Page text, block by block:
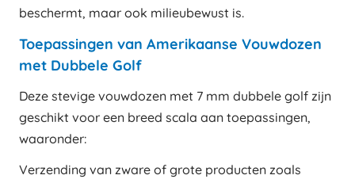
beschermt, maar ook milieubewust is.
Toepassingen van Amerikaanse Vouwdozen
met Dubbele Golf
Deze stevige vouwdozen met 7 mm dubbele golf zijn
geschikt voor een breed scala aan toepassingen,
waaronder:
Verzending van zware of grote producten zoals